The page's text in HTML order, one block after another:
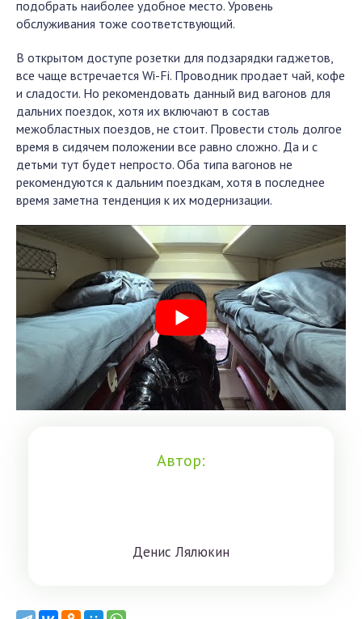
подобрать наиболее удобное место. Уровень
обслуживания тоже соответствующий.
В открытом доступе розетки для подзарядки гаджетов,
все чаще встречается Wi-Fi. Проводник продает чай, кофе
и сладости. Но рекомендовать данный вид вагонов для
дальних поездок, хотя их включают в состав
межобластных поездов, не стоит. Провести столь долгое
время в сидячем положении все равно сложно. Да и с
детьми тут будет непросто. Оба типа вагонов не
рекомендуются к дальним поездкам, хотя в последнее
время заметна тенденция к их модернизации.
Автор:
Дeниc Лялюкин